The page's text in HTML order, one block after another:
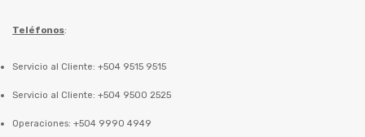
Teléfonos:
Servicio al Cliente: +504 9515 9515
Servicio al Cliente: +504 9500 2525
Operaciones: +504 9990 4949